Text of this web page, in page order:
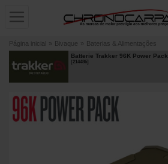
Página inicial » Bivaque » Baterias & Alimentações
Batterie Trakker 96K Power Pack
[214486]